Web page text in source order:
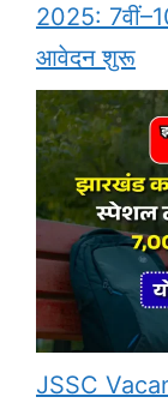
2025:
आवेदन शुरू
JSSC